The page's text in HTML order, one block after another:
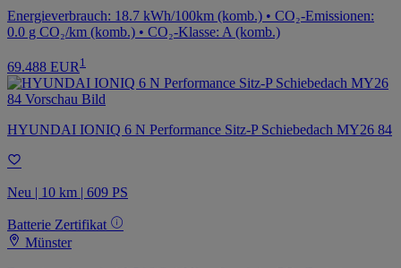
Energieverbrauch: 18.7 kWh/100km (komb.) • CO₂-Emissionen:
0.0 g CO₂/km (komb.) • CO₂-Klasse: A (komb.)
69.488 EUR 1
HYUNDAI IONIQ 6 N Performance Sitz-P Schiebedach MY26 84
Neu | 10 km | 609 PS
Batterie Zertifikat
Münster